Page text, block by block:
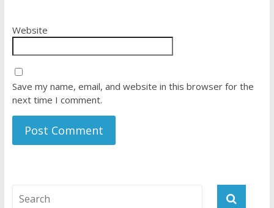
Website
Save my name, email, and website in this browser for the
next time I comment.